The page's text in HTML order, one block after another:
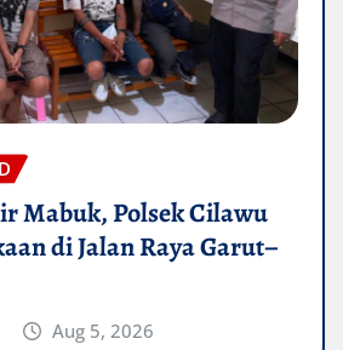
Mabuk, Polsek Cilawu
di Jalan Raya Garut–
Aug 5, 2026